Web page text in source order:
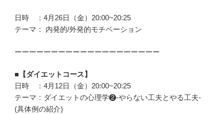
日時 ：4月26日（金）20:00~20:25
テーマ： 内発的/外発的モチベーション
ーーーーーーーーーーーーーーーーーーーー
■【ダイエットコース】
日時 ：4月12日（金）20:00~20:25
テーマ：ダイエットの心理学❷-やらない工夫とやる工夫-
(具体例の紹介)